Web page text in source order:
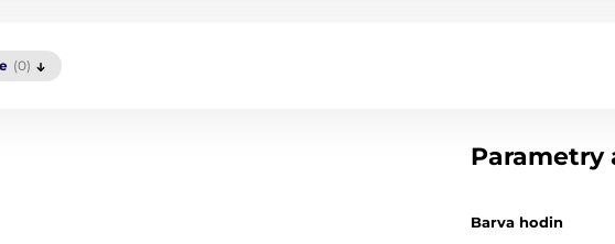
(0)
Parametry
Barva hodin